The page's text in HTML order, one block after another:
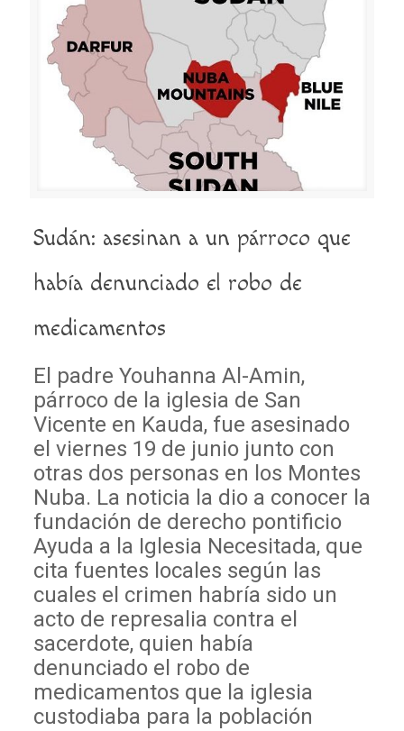
Sudán: asesinan a un párroco que
había denunciado el robo de
medicamentos
El padre Youhanna Al-Amin,
párroco de la iglesia de San
Vicente en Kauda, fue asesinado
el viernes 19 de junio junto con
otras dos personas en los Montes
Nuba. La noticia la dio a conocer la
fundación de derecho pontificio
Ayuda a la Iglesia Necesitada, que
cita fuentes locales según las
cuales el crimen habría sido un
acto de represalia contra el
sacerdote, quien había
denunciado el robo de
medicamentos que la iglesia
custodiaba para la población